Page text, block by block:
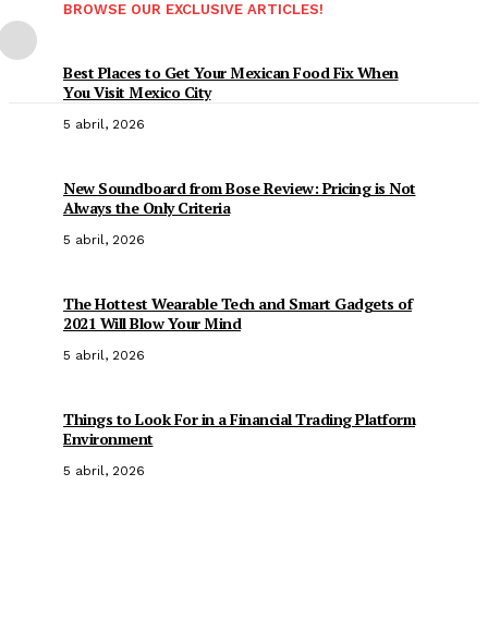
BROWSE OUR EXCLUSIVE ARTICLES!
Best Places to Get Your Mexican Food Fix When
You Visit Mexico City
5 abril, 2026
New Soundboard from Bose Review: Pricing is Not
Always the Only Criteria
5 abril, 2026
The Hottest Wearable Tech and Smart Gadgets of
2021 Will Blow Your Mind
5 abril, 2026
Things to Look For in a Financial Trading Platform
Environment
5 abril, 2026